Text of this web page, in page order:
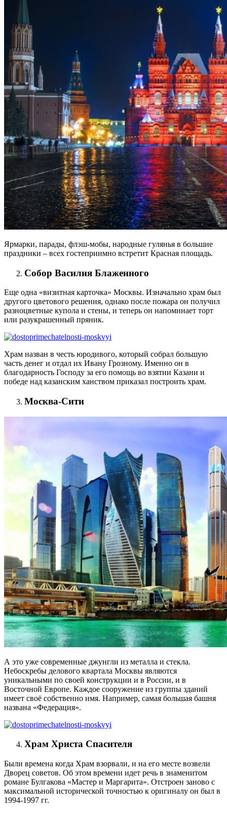
Ярмарки, парады, флэш-мобы, народные гулянья в большие
праздники – всех гостеприимно встретит Красная площадь.
Собор Василия Блаженного
Еще одна «визитная карточка» Москвы. Изначально храм был
другого цветового решения, однако после пожара он получил
разноцветные купола и стены, и теперь он напоминает торт
или разукрашенный пряник.
Храм назван в честь юродивого, который собрал большую
часть денег и отдал их Ивану Грозному. Именно он в
благодарность Господу за его помощь во взятии Казани и
победе над казанским ханством приказал построить храм.
Москва-Сити
А это уже современные джунгли из металла и стекла.
Небоскребы делового квартала Москвы являются
уникальными по своей конструкции и в России, и в
Восточной Европе. Каждое сооружение из группы зданий
имеет своё собственно имя. Например, самая большая башня
названа «Федерация».
Храм Христа Спасителя
Были времена когда Храм взорвали, и на его месте возвели
Дворец советов. Об этом времени идет речь в знаменитом
романе Булгакова «Мастер и Маргарита». Отстроен заново с
максимальной исторической точностью к оригиналу он был в
1994-1997 гг.